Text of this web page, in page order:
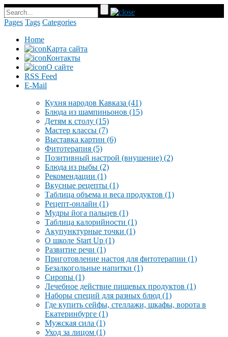
Pages Tags Categories
Home
Карта сайта
Контакты
О сайте
RSS Feed
E-Mail
Кухня народов Кавказа (41)
Блюда из шампиньонов (15)
Детям к столу (15)
Мастер классы (7)
Выставка картин (6)
Фитотерапия (5)
Позитивный настрой (внушение) (2)
Блюда из рыбы (2)
Рекомендации (1)
Вкусные рецепты (1)
Таблица объема и веса продуктов (1)
Рецепт-онлайн (1)
Мудры йога пальцев (1)
Таблица калорийности (1)
Акупунктурные точки (1)
О школе Start Up (1)
Развитие речи (1)
Приготовление настоя для фитотерапии (1)
Безалкогольные напитки (1)
Сиропы (1)
Лечебное действие пищевых продуктов (1)
Наборы специй для разных блюд (1)
Где купить сейфы, стеллажи, шкафы, ворота в
Екатеринбурге (1)
Мужская сила (1)
Уход за лицом (1)